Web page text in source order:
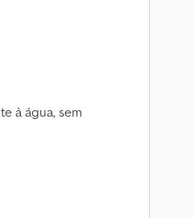
à água, sem